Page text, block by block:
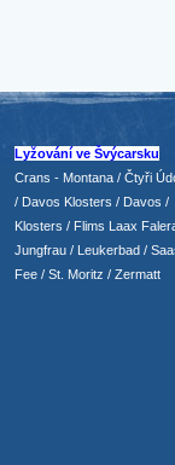
Lyžování ve Švýcarsku
Crans - Montana / Čtyři
/ Davos Klosters / Davos /
Klosters / Flims Laax
Jungfrau / Leukerbad /
Fee / St. Moritz / Zermatt